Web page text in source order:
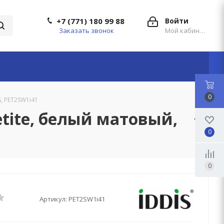
Войти
Мой кабинет
+7 (771) 180 99 88
Заказать звонок
белый матовый,
Артикул: PET2SW1i41
0
0
0